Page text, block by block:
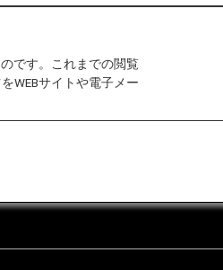
境）
運送約款
です。これまでの閲覧
WEBサイトや電子メー